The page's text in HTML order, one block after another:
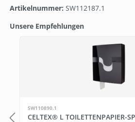
Artikelnummer: SW112187.1
Unsere Empfehlungen
SW110890.1
CELTEX® L TOILETTENPAPIER-